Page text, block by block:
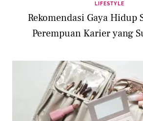
LIFESTYLE
Rekomendasi Gaya Hidup
Perempuan Karier yang